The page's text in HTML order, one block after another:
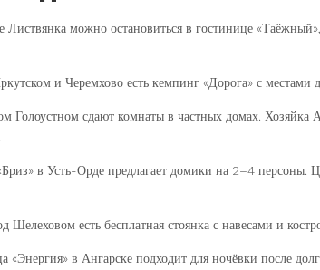
Листвянка можно остановиться в гостинице
и Черемхово есть кемпинг «Дорога» с местами
Голоустном сдают комнаты в частных домах. Хозяйка
в Усть-Орде предлагает домики на 2–4 персоны.
Шелеховом есть бесплатная стоянка с навесами и
«Энергия» в Ангарске подходит для ночёвки после